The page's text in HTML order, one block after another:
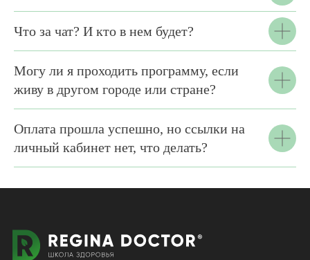
Что за чат? И кто в нем будет?
Могу ли я проходить программу, если
живу в другом городе или стране?
Оплата прошла успешно, но ссылки на
личный кабинет нет, что делать?